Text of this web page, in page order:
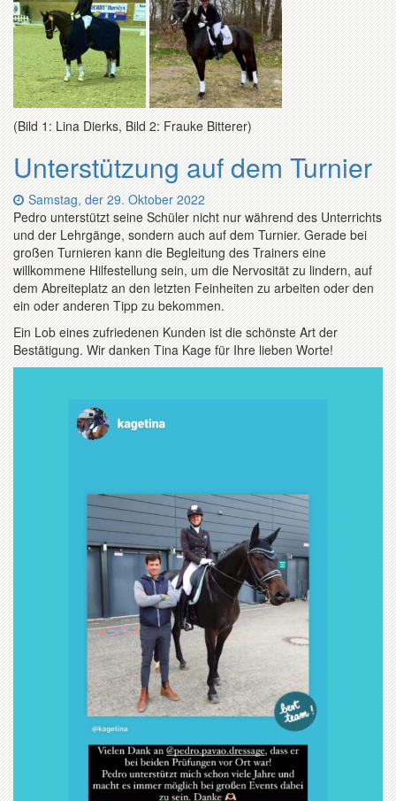
(Bild 1: Lina Dierks, Bild 2: Frauke Bitterer)
Unterstützung auf dem Turnier
Datum:
Samstag, der 29. Oktober 2022
Pedro unterstützt seine Schüler nicht nur während des Unterrichts
und der Lehrgänge, sondern auch auf dem Turnier. Gerade bei
großen Turnieren kann die Begleitung des Trainers eine
willkommene Hilfestellung sein, um die Nervosität zu lindern, auf
dem Abreiteplatz an den letzten Feinheiten zu arbeiten oder den
ein oder anderen Tipp zu bekommen.
Ein Lob eines zufriedenen Kunden ist die schönste Art der
Bestätigung. Wir danken Tina Kage für Ihre lieben Worte!